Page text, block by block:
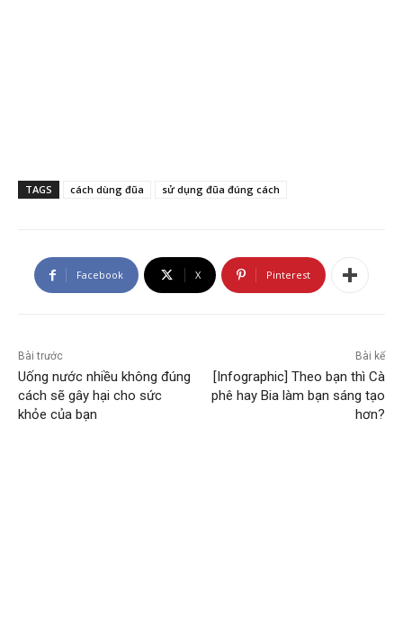
TAGS cách dùng đũa sử dụng đũa đúng cách
Facebook X Pinterest
Bài trước
Uống nước nhiều không đúng
cách sẽ gây hại cho sức
khỏe của bạn
Bài kế
[Infographic] Theo bạn thì Cà
phê hay Bia làm bạn sáng tạo
hơn?